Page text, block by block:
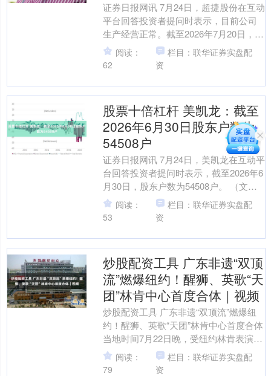
证券日报网讯 7月24日，超捷股份在互动
平台回答投资者提问时表示，目前公司
生产经营正常。截至2026年7月20日，公
司股东人数为49485户。 （文章来源：
证券....
阅读：
62
栏目：联华证券实盘配
资
股票十倍杠杆 美凯龙：截至
2026年6月30日股东户数为
54508户
证券日报网讯 7月24日，美凯龙在互动平
台回答投资者提问时表示，截至2026年6
月30日，股东户数为54508户。 （文章
来源：证券日报）股票十倍杠杆 海量资
讯....
阅读：
53
栏目：联华证券实盘配
资
炒股配资工具 广东非遗“双顶
流”燃爆纽约！醒狮、英歌“天
团”林肯中心首度合体｜视频
炒股配资工具 广东非遗“双顶流”燃爆纽
约！醒狮、英歌“天团”林肯中心首度合体
当地时间7月22日晚，受纽约林肯表演艺
术中心邀请，广东省文化和旅游厅组织
南国醒狮鼓....
阅读：
79
栏目：联华证券实盘配
资